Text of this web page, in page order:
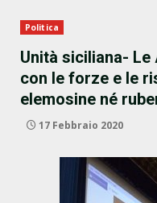
Politica
Unità siciliana-
con le forze e le
elemosine né
17 Febbraio 2020